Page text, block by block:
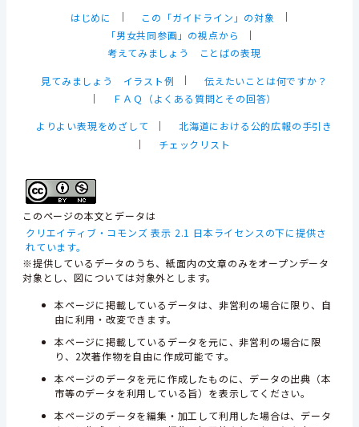
はじめに この「ガイドライン」の対象
「男女共同参画」の視点から
｜
考えてみましょう ことばの表現
見てみましょう イラスト例
伝えたいことは何ですか？
｜
ＦＡＱ（よくある質問とその回答）
よりよい表現をめざして ｜
北海道における公的広報の手引き
｜
チェックリスト
このページの本文とデータは
クリエイティブ・コモンズ 表示 2.1 日本ライセンスの下に提供さ
れています。
※提供しているデータのうち、紙面内の文章のみをオープンデータ
対象とし、図については対象外とします。
本ページに掲載しているデータは、非営利の場合に限り、自
由に利用・改変できます。
本ページに掲載しているデータを元に、非営利の場合に限
り、2次著作物を自由に作成可能です。
本ページのデータを元に作成したものに、データの出典（本
市等のデータを利用している旨）を表示してください。
本ページのデータを編集・加工して利用した場合は、データ